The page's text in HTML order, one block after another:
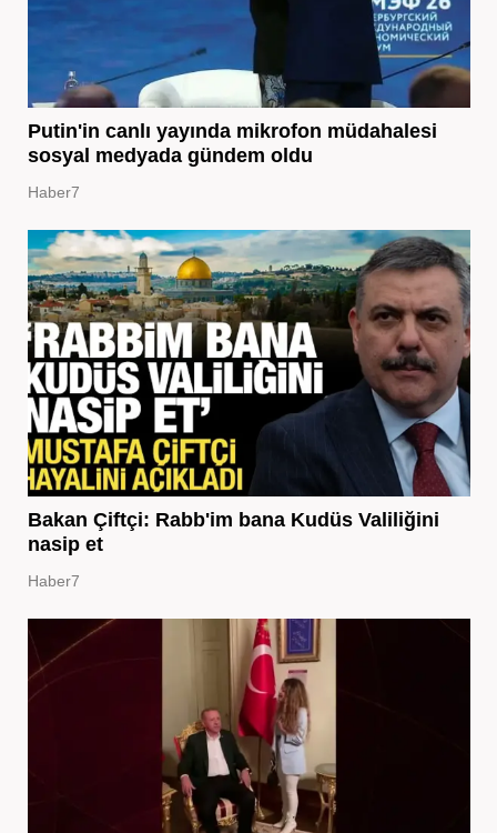
Putin'in canlı yayında mikrofon müdahalesi
sosyal medyada gündem oldu
Haber7
Bakan Çiftçi: Rabb'im bana Kudüs Valiliğini
nasip et
Haber7